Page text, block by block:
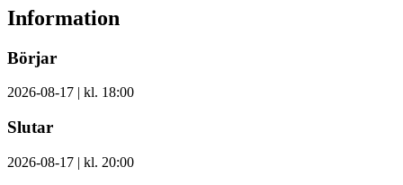
Information
Börjar
2026-08-17 | kl. 18:00
Slutar
2026-08-17 | kl. 20:00